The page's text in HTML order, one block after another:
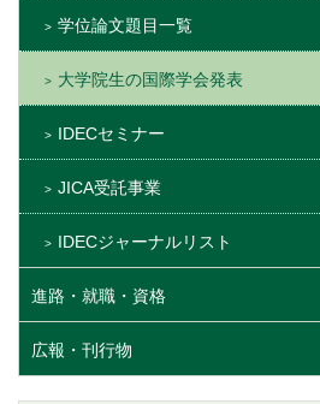
学位論文題目一覧
大学院生の国際学会発表
IDECセミナー
JICA受託事業
IDECジャーナルリスト
進路・就職・資格
広報・刊行物